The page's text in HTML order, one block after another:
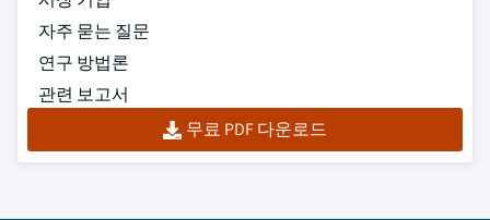
자주 묻는 질문
연구 방법론
관련 보고서
무료 PDF 다운로드